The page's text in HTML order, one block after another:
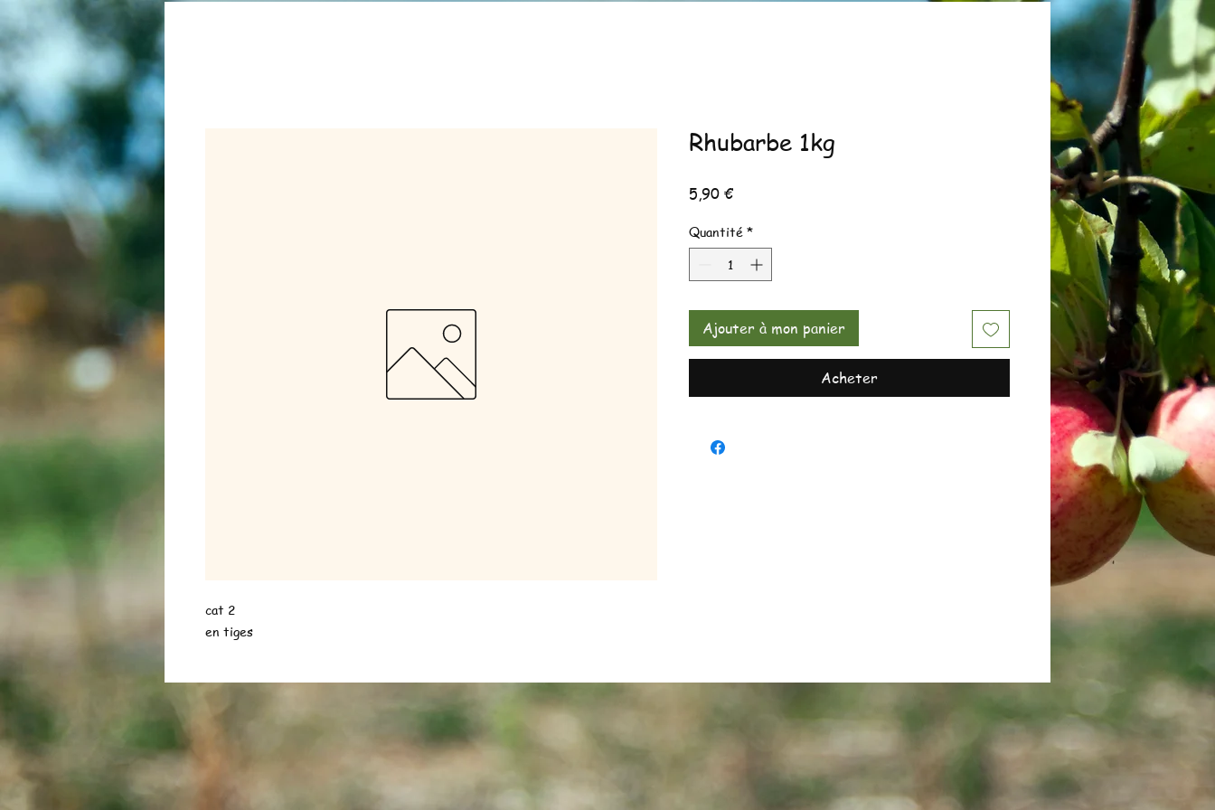
cat 2
en tiges
Rhubarbe 1kg
5,90 €Prix
Quantité *
Ajouter à mon panier
Acheter